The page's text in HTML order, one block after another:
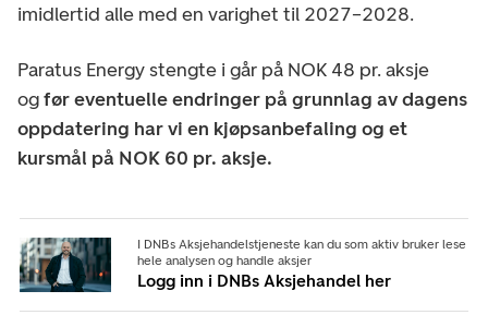
imidlertid alle med en varighet til 2027–2028.
Paratus Energy stengte i går på NOK 48 pr. aksje
ogfør eventuelle endringer på grunnlag av dagens
oppdatering har vi en kjøpsanbefaling og et
kursmål på NOK 60 pr. aksje.
I DNBs Aksjehandelstjeneste kan du som aktiv bruker lese
hele analysen og handle aksjer
Logg inn i DNBs Aksjehandel her